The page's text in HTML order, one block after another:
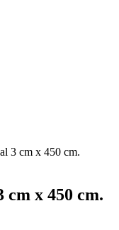
cm x 450 cm.